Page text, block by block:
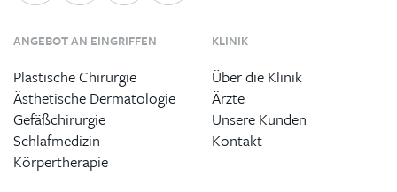
ANGEBOT AN EINGRIFFEN
Plastische Chirurgie
Ästhetische Dermatologie
Gefäßchirurgie
Schlafmedizin
Körpertherapie
KLINIK
Über die Klinik
Ärzte
Unsere Kunden
Kontakt